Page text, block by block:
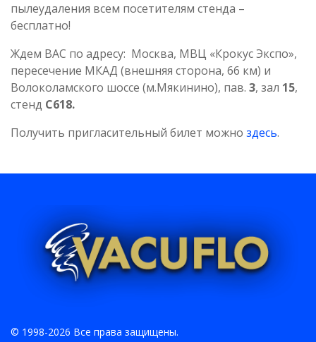
пылеудаления всем посетителям стенда –
бесплатно!
Ждем ВАС по адресу: Москва, МВЦ «Крокус Экспо»,
пересечение МКАД (внешняя сторона, 66 км) и
Волоколамского шоссе (м.Мякинино), пав. 3, зал 15,
стенд С618.
Получить пригласительный билет можно здесь.
© 1998-2026 Все права защищены.